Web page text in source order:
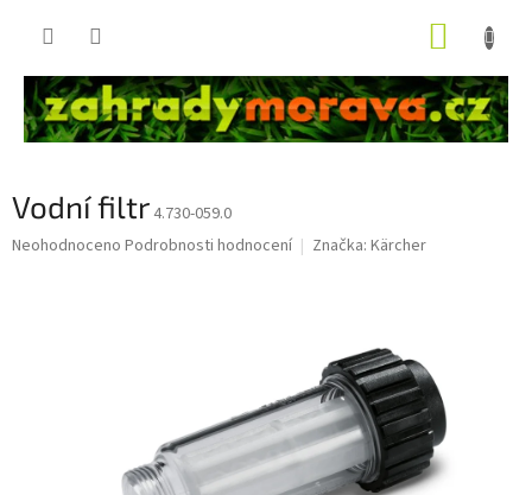
Vodní filtr 4.730-059.0
Průměrné
Neohodnoceno Podrobnosti hodnocení Značka: Kärcher